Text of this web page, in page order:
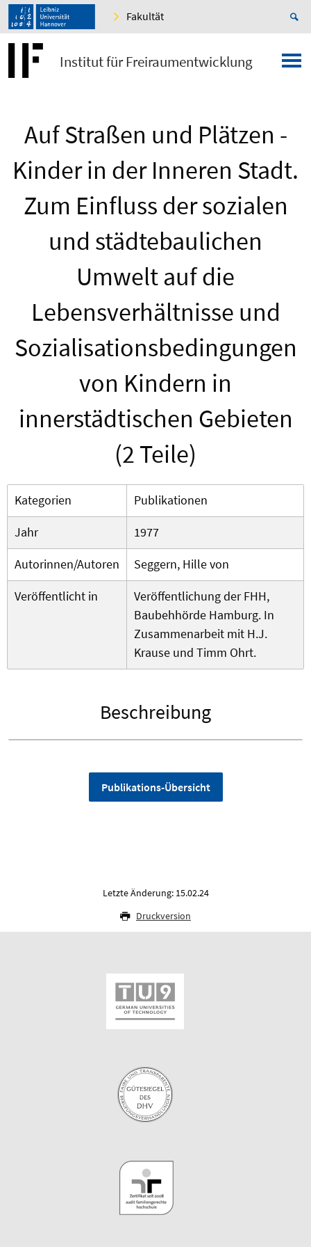
Fakultät
Institut für Freiraumentwicklung
Auf Straßen und Plätzen -
Kinder in der Inneren Stadt.
Zum Einfluss der sozialen
und städtebaulichen
Umwelt auf die
Lebensverhältnisse und
Sozialisationsbedingungen
von Kindern in
innerstädtischen Gebieten
(2 Teile)
Kategorien
Publikationen
Jahr
1977
Autorinnen/Autoren
Seggern, Hille von
Veröffentlicht in
Veröffentlichung der FHH,
Baubehhörde Hamburg. In
Zusammenarbeit mit H.J.
Krause und Timm Ohrt.
Beschreibung
Publikations-Übersicht
Letzte Änderung: 15.02.24
Druckversion